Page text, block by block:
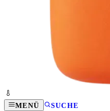
MENÜ SUCHE